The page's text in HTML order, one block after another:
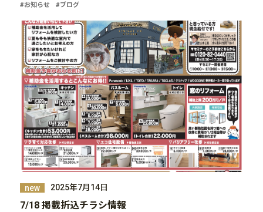
#お知らせ #ブログ
new 2025年7月14日
7/18 掲載折込チラシ情報